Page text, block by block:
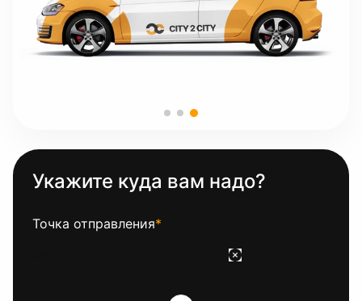
Укажите куда вам надо?
Точка отправления*